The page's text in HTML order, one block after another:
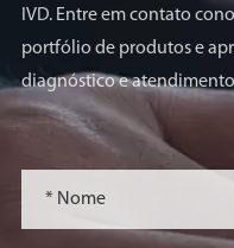
IVD. Entre em contato
portfólio de produtos e
diagnóstico e